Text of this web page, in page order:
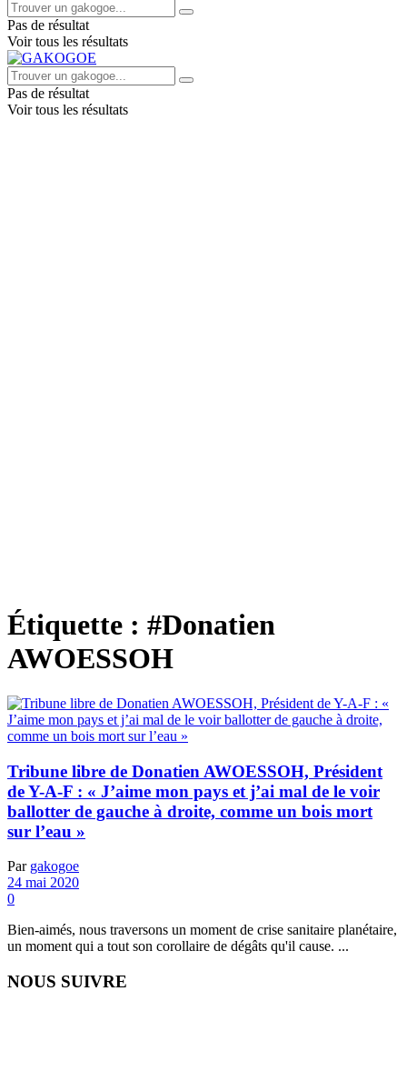
Pas de résultat
Voir tous les résultats
Pas de résultat
Voir tous les résultats
Étiquette : #Donatien
AWOESSOH
Tribune libre de Donatien AWOESSOH, Président
de Y-A-F : « J’aime mon pays et j’ai mal de le voir
ballotter de gauche à droite, comme un bois mort
sur l’eau »
Par gakogoe
24 mai 2020
0
Bien-aimés, nous traversons un moment de crise sanitaire planétaire,
un moment qui a tout son corollaire de dégâts qu'il cause. ...
NOUS SUIVRE